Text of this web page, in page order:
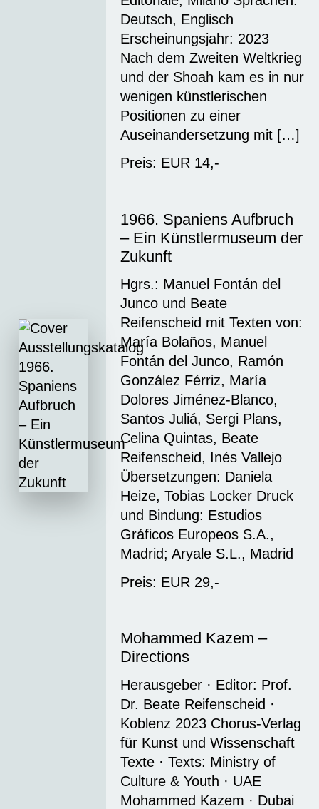
Deutsch, Englisch
Erscheinungsjahr: 2023
Nach dem Zweiten Weltkrieg
und der Shoah kam es in nur
wenigen künstlerischen
Positionen zu einer
Auseinandersetzung mit […]
Preis: EUR 14,-
1966. Spaniens Aufbruch
– Ein Künstlermuseum der
Zukunft
Hgrs.: Manuel Fontán del
Junco und Beate
Reifenscheid mit Texten von:
María Bolaños, Manuel
Fontán del Junco, Ramón
González Férriz, María
Dolores Jiménez-Blanco,
Santos Juliá, Sergi Plans,
Celina Quintas, Beate
Reifenscheid, Inés Vallejo
Übersetzungen: Daniela
Heize, Tobias Locker Druck
und Bindung: Estudios
Gráficos Europeos S.A.,
Madrid; Aryale S.L., Madrid
Preis: EUR 29,-
Mohammed Kazem –
Directions
Herausgeber · Editor: Prof.
Dr. Beate Reifenscheid ·
Koblenz 2023 Chorus-Verlag
für Kunst und Wissenschaft
Texte · Texts: Ministry of
Culture & Youth · UAE
Mohammed Kazem · Dubai